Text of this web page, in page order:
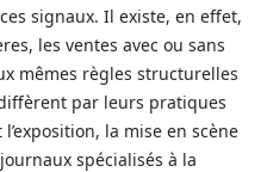
signaux. Il existe, en effet,
les ventes avec ou sans
mêmes règles structurelles
par leurs pratiques
la mise en scène
spécialisés à la